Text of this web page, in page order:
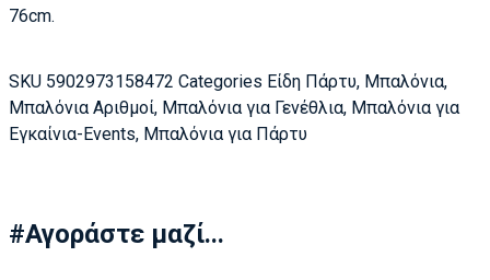
76cm.
SKU 5902973158472 Categories Είδη Πάρτυ, Μπαλόνια,
Μπαλόνια Αριθμοί, Μπαλόνια για Γενέθλια, Μπαλόνια για
Εγκαίνια-Events, Μπαλόνια για Πάρτυ
#Αγοράστε μαζί...